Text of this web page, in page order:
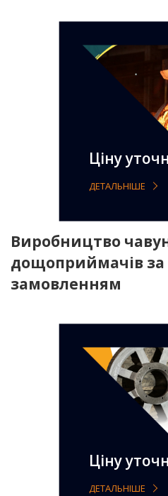
Ціну
ДЕТАЛЬНІШЕ
Виробництво
дощоприймачів за
замовленням
Ціну
ДЕТАЛЬНІШЕ